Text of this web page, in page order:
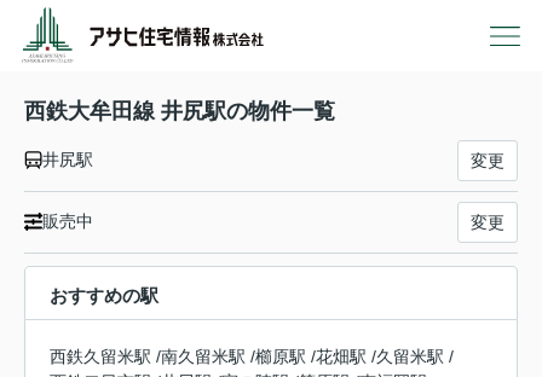
西鉄大牟田線 井尻駅の物件一覧
井尻駅 変更
販売中 変更
おすすめの駅
西鉄久留米駅 /南久留米駅 /櫛原駅 /花畑駅 /久留米駅 /